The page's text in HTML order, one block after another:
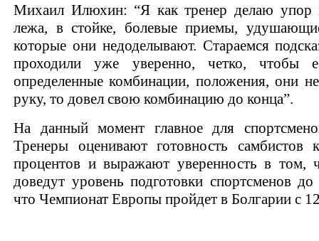
Михаил Илюхин: “Я как тренер делаю упор
лежа, в стойке, болевые приемы,
которые они недоделывают. Стараемся
проходили уже уверенно, четко, чтобы
определенные комбинации, положения, они
руку, то довел свою комбинацию до конца”.
На данный момент главное для
Тренеры оценивают готовность
процентов и выражают уверенность в том,
доведут уровень подготовки спортсменов
что Чемпионат Европы пройдет в Болгарии с